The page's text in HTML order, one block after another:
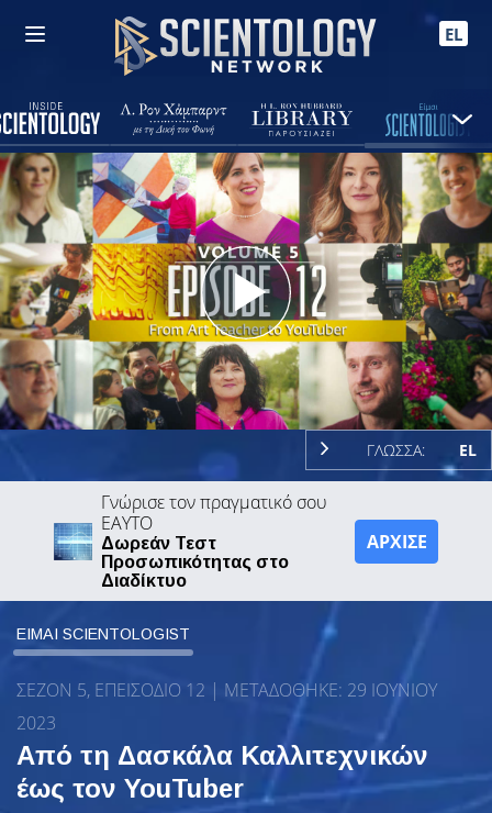
EL
Play
Video
ΓΛΩΣΣΑ: EL
Γνώρισε τον πραγματικό σου
ΕΑΥΤΟ
Δωρεάν Τεστ
Προσωπικότητας στο
Διαδίκτυο
ΑΡΧΙΣΕ
ΕΙΜΑΙ SCIENTOLOGIST
ΣΕΖΟΝ 5, ΕΠΕΙΣΟΔΙΟ 12 | ΜΕΤΑΔΌΘΗΚΕ: 29 ΙΟΥΝΊΟΥ
2023
Από τη Δασκάλα Καλλιτεχνικών
έως τον YouTuber